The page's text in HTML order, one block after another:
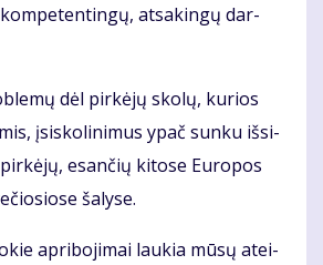
at­sa­kin­gų dar­
dėl pir­kė­jų sko­lų, ku­rios
įsi­sko­li­ni­mus ypač sun­ku iš­si­
esan­čių ki­to­se Eu­ro­pos
ša­ly­se.
ap­ri­bo­ji­mai lau­kia mū­sų at­ei­